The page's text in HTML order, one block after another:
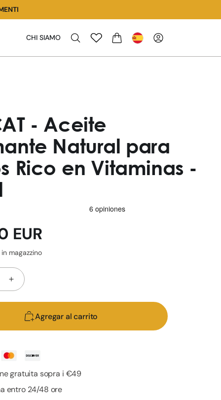
CHI SIAMO
- Aceite
Natural para
Rico en Vitaminas -
EUR
magazzino
Aumentar
para
EU4CAT
-
Calmante
Natural
Gatos
Agregar al carrito
gratuita sopra i €49
entro 24/48 ore